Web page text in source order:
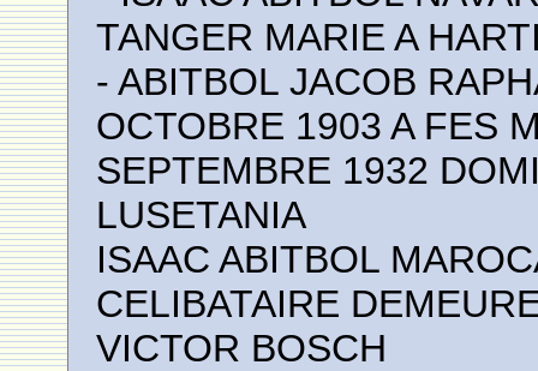
TANGER MARIE A
- ABITBOL JACOB
OCTOBRE 1903 A FES
SEPTEMBRE 1932
LUSETANIA
ISAAC ABITBOL
CELIBATAIRE
VICTOR BOSCH